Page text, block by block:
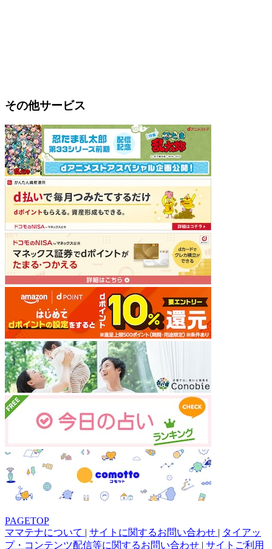
その他サービス
PAGETOP
ママテナについて | サイトに関するお問い合わせ | タイアッ
プ・コンテンツ配信等に関するお問い合わせ | サイトご利用